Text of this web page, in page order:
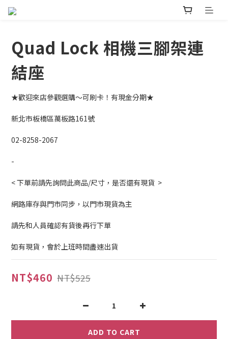
Quad Lock 相機三腳架連
結座
★歡迎來店參觀選購～可刷卡！有現金分期★
新北市板橋區萬板路161號
02-8258-2067
-
< 下單前請先詢問此商品/尺寸，是否還有現貨  >
網路庫存與門市同步，以門市現貨為主
請先和人員確認有貨後再行下單
如有現貨，會於上班時間盡速出貨
NT$460 NT$525
ADD TO CART